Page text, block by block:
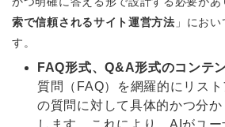
索で信頼されるサイト運営方法 」にお
す。
FAQ形式、Q&A形式のコンテ
質問（FAQ）を網羅的にリス
の質問に対して具体的かつ分
します。これにより、AIがユ